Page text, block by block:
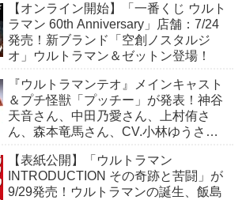
【オンライン開始】「一番くじ ウルト
ラマン 60th Anniversary」店舗：7/24
発売！新ブランド「空創ノスタルジ
オ」ウルトラマン＆ゼットン登場！
『ウルトラマンテオ』メインキャスト
＆プチ怪獣「プッチー」が発表！神谷
天音さん、中田乃愛さん、上村侑さ
ん、森本竜馬さん、CV.小林ゆうさ
【表紙公開】「ウルトラマン
INTRODUCTION その奇跡と苦闘」が
9/29発売！ウルトラマンの誕生、飯島